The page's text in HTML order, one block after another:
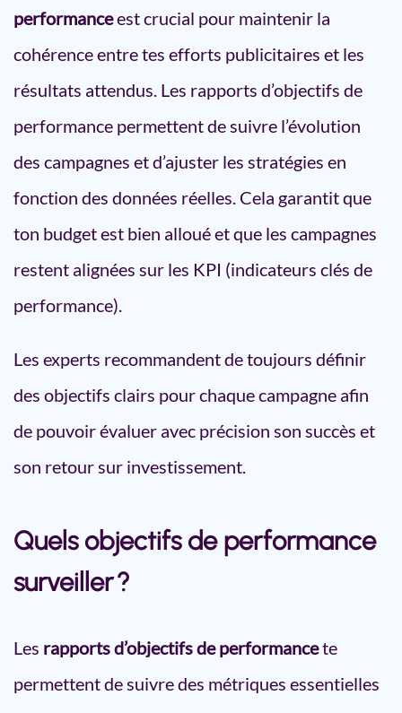
performanceest crucial pour maintenir la
cohérence entre tes efforts publicitaires et les
résultats attendus. Les rapports d’objectifs de
performance permettent de suivre l’évolution
des campagnes et d’ajuster les stratégies en
fonction des données réelles. Cela garantit que
ton budget est bien alloué et que les campagnes
restent alignées sur les KPI (indicateurs clés de
performance).
Les experts recommandent de toujours définir
des objectifs clairs pour chaque campagne afin
de pouvoir évaluer avec précision son succès et
son retour sur investissement.
Quels objectifs de performance
surveiller ?
Les rapports d’objectifs de performancete
permettent de suivre des métriques essentielles